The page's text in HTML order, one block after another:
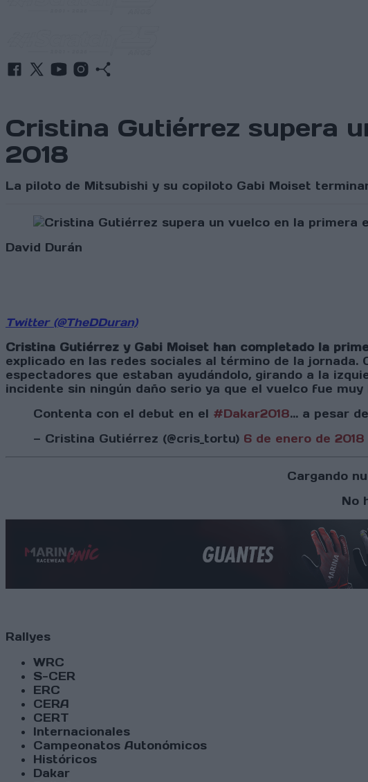
Cristina Gutiérrez supera
2018
La piloto de Mitsubishi y su copiloto Gabi Moiset
David Durán
Twitter (@TheDDuran)
Cristina Gutiérrez y Gabi Moiset han completado la
explicado en las redes sociales al término de la jornada.
espectadores que estaban ayudándolo, girando a la
incidente sin ningún daño serio ya que el vuelco fue muy
Contenta con el debut en el #Dakar2018... a pesar
— Cristina Gutiérrez (@cris_tortu) 6 de enero de 2018
Cargando
No
Rallyes
WRC
S-CER
ERC
CERA
CERT
Internacionales
Campeonatos Autonómicos
Históricos
Dakar